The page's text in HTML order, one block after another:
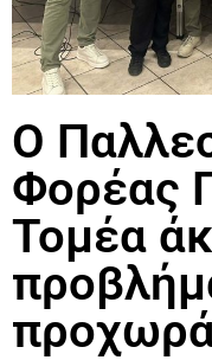
Ο
Φορέας
Τομέα